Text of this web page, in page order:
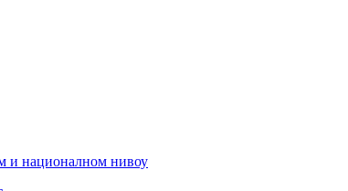
и националном нивоу